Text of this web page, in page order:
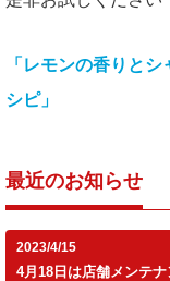
「レモンの香りと
シピ」
最近のお知らせ
2023/4/15
4月18日は店舗メンテナ